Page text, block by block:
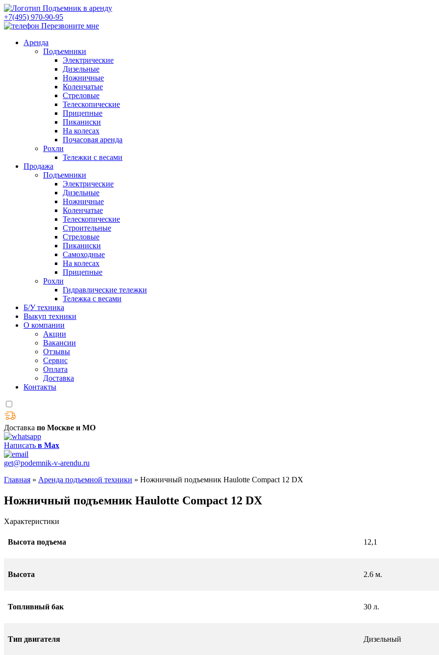
+7(495) 970-90-95
Перезвоните мне
Аренда
Подъемники
Электрические
Дизельные
Ножничные
Коленчатые
Стреловые
Телескопические
Прицепные
Пиканиски
На колесах
Почасовая аренда
Рохли
Тележки с весами
Продажа
Подъемники
Электрические
Дизельные
Ножничные
Коленчатые
Телескопические
Строительные
Стреловые
Пиканиски
Самоходные
На колесах
Прицепные
Рохли
Гидравлические тележки
Тележка с весами
Б/У техника
Выкуп техники
О компании
Акции
Вакансии
Отзывы
Сервис
Оплата
Доставка
Контакты
Доставка по Москве и МО
Написать в Max
get@podemnik-v-arendu.ru
Главная » Аренда подъемной техники » Ножничный подъемник Haulotte Compact 12 DX
Ножничный подъемник Haulotte Compact 12 DX
Характеристики
Высота подъема 12,1
Высота 2.6 м.
Топливный бак 30 л.
Тип двигателя Дизельный